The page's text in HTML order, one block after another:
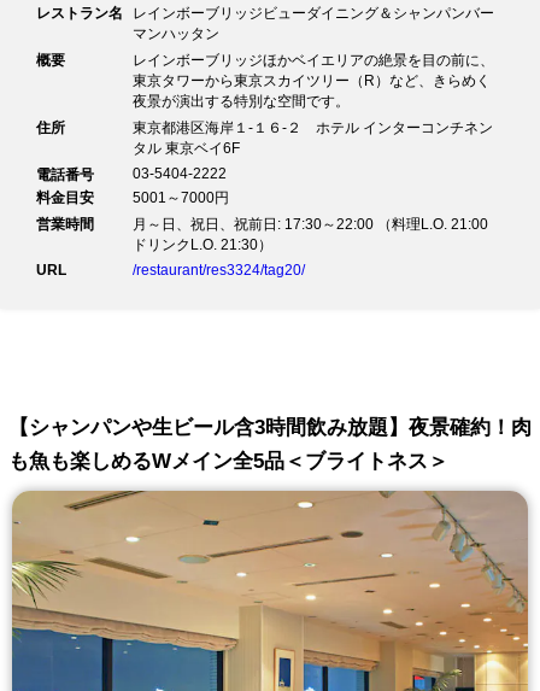
レストラン名
レインボーブリッジビューダイニング＆シャンパンバー
マンハッタン
概要
レインボーブリッジほかベイエリアの絶景を目の前に、
東京タワーから東京スカイツリー（R）など、きらめく
夜景が演出する特別な空間です。
住所
東京都港区海岸１-１６-２ ホテル インターコンチネン
タル 東京ベイ6F
電話番号
03-5404-2222
料金目安
5001～7000円
営業時間
月～日、祝日、祝前日: 17:30～22:00 （料理L.O. 21:00
ドリンクL.O. 21:30）
URL
/restaurant/res3324/tag20/
【シャンパンや生ビール含3時間飲み放題】夜景確約！肉
も魚も楽しめるWメイン全5品＜ブライトネス＞